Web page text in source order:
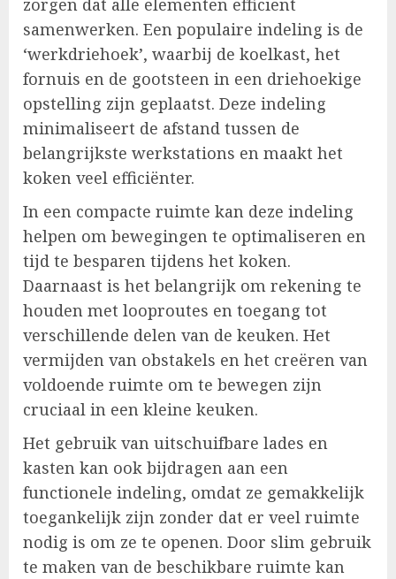
zorgen dat alle elementen efficiënt
samenwerken. Een populaire indeling is de
‘werkdriehoek’, waarbij de koelkast, het
fornuis en de gootsteen in een driehoekige
opstelling zijn geplaatst. Deze indeling
minimaliseert de afstand tussen de
belangrijkste werkstations en maakt het
koken veel efficiënter.
In een compacte ruimte kan deze indeling
helpen om bewegingen te optimaliseren en
tijd te besparen tijdens het koken.
Daarnaast is het belangrijk om rekening te
houden met looproutes en toegang tot
verschillende delen van de keuken. Het
vermijden van obstakels en het creëren van
voldoende ruimte om te bewegen zijn
cruciaal in een kleine keuken.
Het gebruik van uitschuifbare lades en
kasten kan ook bijdragen aan een
functionele indeling, omdat ze gemakkelijk
toegankelijk zijn zonder dat er veel ruimte
nodig is om ze te openen. Door slim gebruik
te maken van de beschikbare ruimte kan